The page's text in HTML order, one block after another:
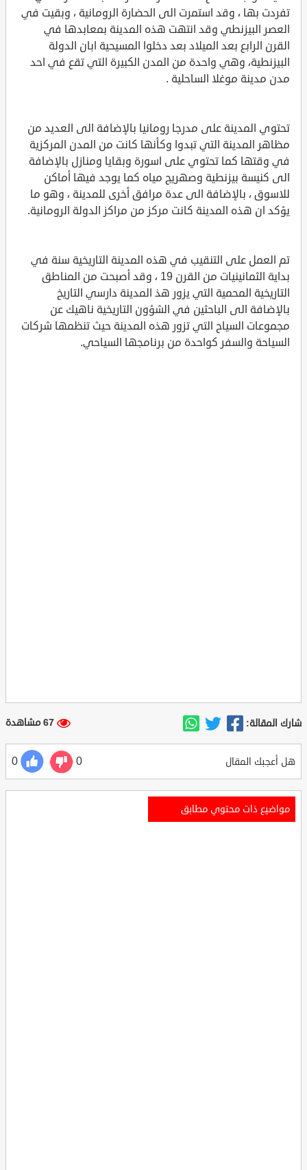
تفردت بها ، وقد استمرت الى الحضارة الرومانية ، وبقيت في
العصر البيزنطي وقد انتهت هذه المدينة بمعابدها في
القرن الرابع بعد الميلاد بعد دخلوا المسيحية ابان الدولة
البيزنطية، وهي واحدة من المدن الكبيرة التي تقع في احد
مدن مدينة موغلا الساحلية .
تحتوي المدينة على مدرجا رومانيا بالإضافة الى العديد من
مظاهر المدينة التي تبدوا وكأنها كانت من المدن المركزية
في وقتها كما تحتوي على اسورة وبقايا ومنازل بالإضافة
الى كنيسة بيزنطية وصهريج مياه كما يوجد فيها أماكن
للاسوق ، بالإضافة الى عدة مرافق أخرى للمدينة ، وهو ما
يؤكد ان هذه المدينة كانت مركز من مراكز الدولة الرومانية.
تم العمل على التنقيب في هذه المدينة التاريخية سنة في
بداية الثمانينيات من القرن 19 ، وقد أصبحت من المناطق
التاريخية المحمية التي يزور هذ المدينة دارسي التاريخ
بالإضافة الى الباحثين في الشؤون التاريخية ناهيك عن
مجموعات السياح التي تزور هذه المدينة حيث تنظمها شركات
السياحة والسفر كواحدة من برنامجها السياحي.
شارك المقالة: 67 مشاهدة
هل أعجبك المقال 0
0
مواضيع ذات محتوي مطابق